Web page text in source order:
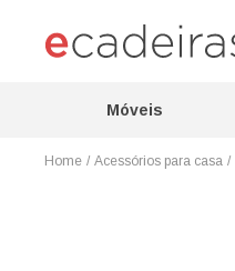
Móveis
Acessórios para casa